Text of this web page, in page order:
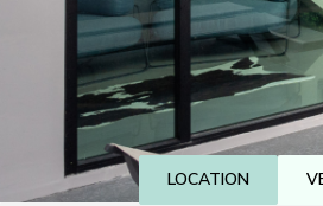
LOCATION